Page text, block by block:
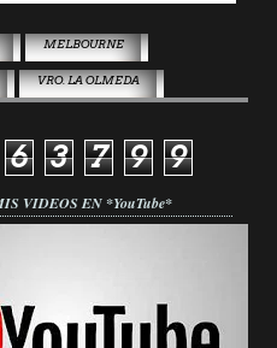
MELBOURNE
VRO. LA OLMEDA
6 3 7 9 9
VIDEOS EN *YouTube*